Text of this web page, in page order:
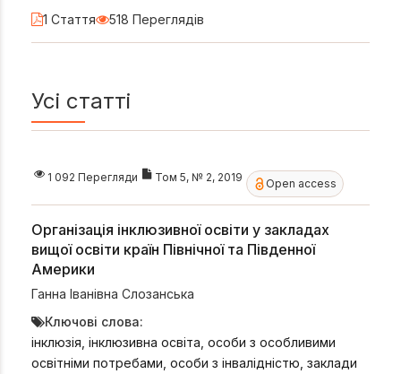
1 Стаття 518 Переглядів
Усі статті
1 092 Перегляди Том 5, № 2, 2019 Open access
Організація інклюзивної освіти у закладах
вищої освіти країн Північної та Південної
Америки
Ганна Іванівна Слозанська
Ключові слова:
інклюзія, інклюзивна освіта, особи з особливими
освітніми потребами, особи з інвалідністю, заклади